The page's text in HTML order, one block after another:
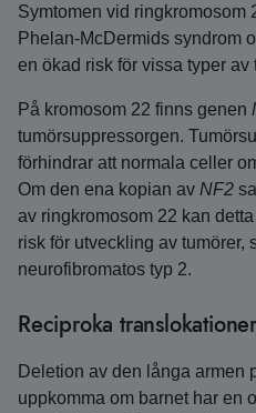
Symtomen vid ringkromosom
Phelan‑McDermids syndrom
en ökad risk för vissa typer av
På kromosom 22 finns genen
tumörsuppressorgen.
förhindrar att normala celler
Om den ena kopian av NF2
av ringkromosom 22 kan
risk för utveckling av tumörer,
neurofibromatos typ 2.
Reciproka translokationer
Deletion av den långa armen
uppkomma om barnet har en